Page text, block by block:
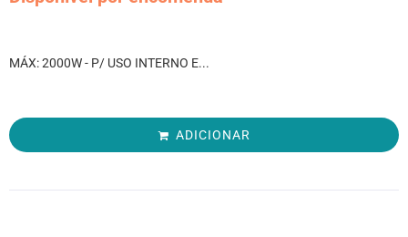
MÁX: 2000W - P/ USO INTERNO E...
ADICIONAR